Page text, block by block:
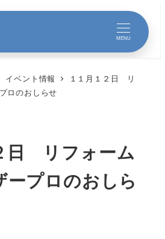
MENU
イベント情報
１１月１２日 リ
ロのおしらせ
日 リフォーム
ープロのおしら